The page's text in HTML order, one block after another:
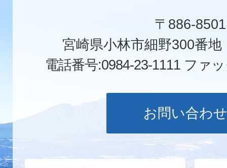
〒886-8501
宮崎県小林市細野300番
電話番号:0984-23-1111 ファ
お問い合わせ